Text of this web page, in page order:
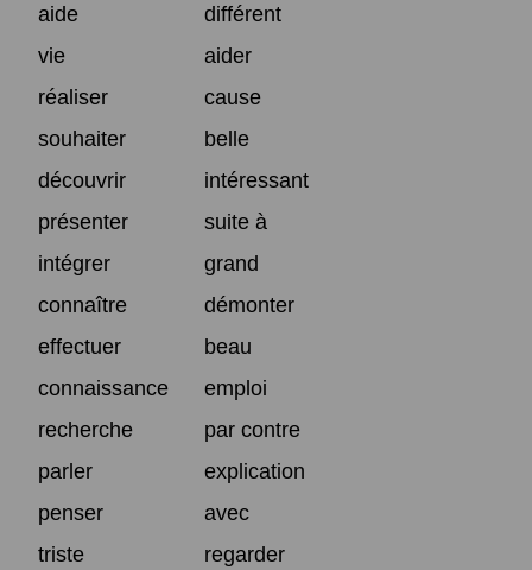
aide
différent
vie
aider
réaliser
cause
souhaiter
belle
découvrir
intéressant
présenter
suite à
intégrer
grand
connaître
démonter
effectuer
beau
connaissance
emploi
recherche
par contre
parler
explication
penser
avec
triste
regarder